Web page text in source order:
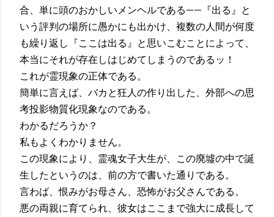
合、単に頭のおかしいメンヘルである——『出る』と
いう評判の場所に愚かにも出かけ、複数の人間が何度
も繰り返し『ここは出る』と思いこむことによって、
本当にそれが存在しはじめてしまうのであるッ！
これが霊現象の正体である。
簡単に言えば、バカと狂人の作り出した、外部への思
考投影物質化現象なのである。
わかるだろうか？
私もよくわかりません。
この現象により、霊魂女子大生が、この廃墟の中で誕
生したというのは、前の方で書いた通りである。
言わば、恨みがお母さん、恐怖がお父さんである。
悪の両親に育てられ、彼女はここまで強大に成長して